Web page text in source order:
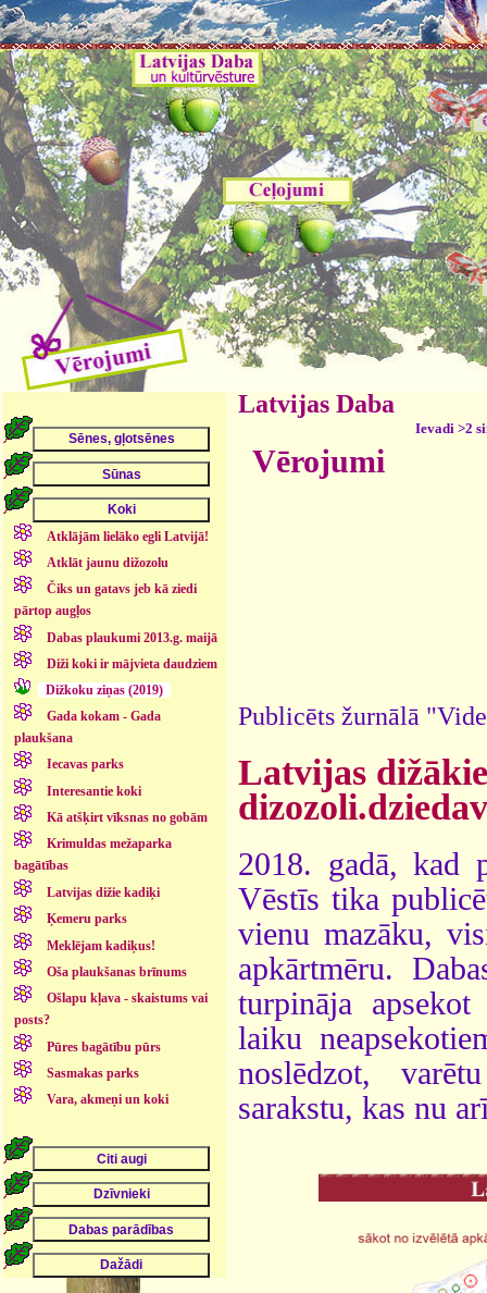
Atklājām lielāko egli Latvijā!
Atklāt jaunu dižozolu
Čiks un gatavs jeb kā ziedi
pārtop augļos
Dabas plaukumi 2013.g. maijā
Diži koki ir mājvieta daudziem
Dižkoku ziņas (2019)
Gada kokam - Gada
plaukšana
Iecavas parks
Interesantie koki
Kā atšķirt vīksnas no gobām
Krimuldas mežaparka
bagātības
Latvijas dižie kadiķi
Ķemeru parks
Meklējam kadiķus!
Oša plaukšanas brīnums
Ošlapu kļava - skaistums vai
posts?
Pūres bagātību pūrs
Sasmakas parks
Vara, akmeņi un koki
Latvijas Daba
Vērojumi
Ievadi >2
Publicēts žurnālā
Latvijas
2018. gadā, kad
Vēstīs tika
vienu mazāku,
apkārtmēru.
turpināja
laiku
noslēdzot,
sarakstu, kas nu